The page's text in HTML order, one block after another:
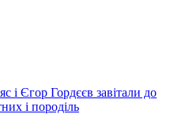
і Єгор Гордєєв завітали до
і породіль